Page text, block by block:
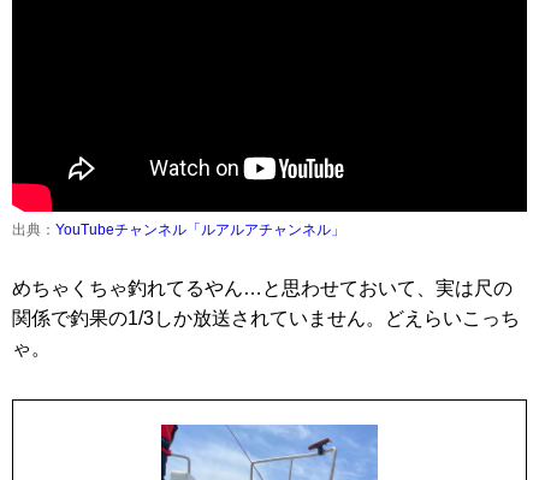
出典： YouTubeチャンネル「ルアルアチャンネル」
めちゃくちゃ釣れてるやん…と思わせておいて、実は尺の
関係で釣果の1/3しか放送されていません。どえらいこっち
ゃ。